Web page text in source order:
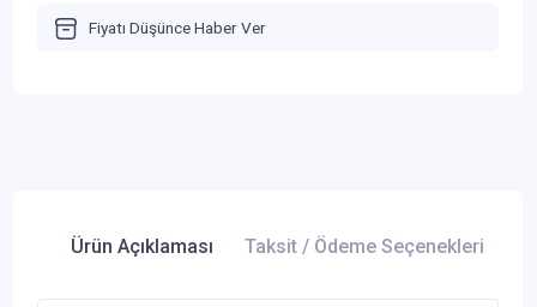
Fiyatı Düşünce Haber Ver
Ürün Açıklaması Taksit / Ödeme Seçenekleri